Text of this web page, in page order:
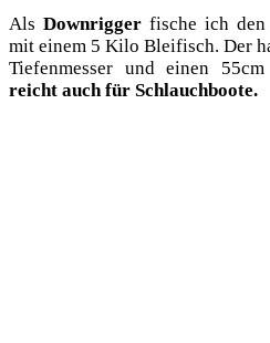
Als Down­rig­ger fische ich den
mit einem 5 Kilo Bleifisch. Der
Tie­fen­mes­ser und einen
reicht auch für Schlauchboote.